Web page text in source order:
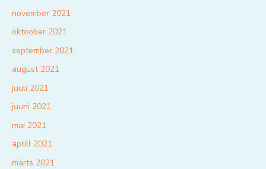
november 2021
oktoober 2021
september 2021
august 2021
juuli 2021
juuni 2021
mai 2021
aprill 2021
märts 2021